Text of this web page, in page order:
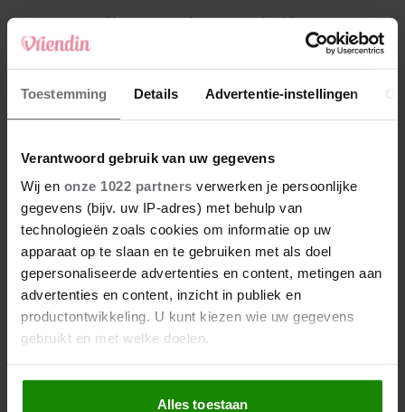
Toestemming Details Advertentie-instellingen
Verantwoord gebruik van uw gegevens
Wij en onze 1022 partners verwerken je persoonlijke
gegevens (bijv. uw IP-adres) met behulp van
technologieën zoals cookies om informatie op uw
apparaat op te slaan en te gebruiken met als doel
gepersonaliseerde advertenties en content, metingen aan
advertenties en content, inzicht in publiek en
productontwikkeling. U kunt kiezen wie uw gegevens
gebruikt en met welke doelen.
Als u het toestaat, willen we ook graag:
Informatie verzamelen over uw geografische
Alles toestaan
4 Weekhoroscoop: deze sterrenbeelden
kunnen zich op iets leuks verheugen
5 Makelaar Mandy: ‘Een bericht van de BN’er.
Een foto. Mijn lijf reageert’
Nieuw